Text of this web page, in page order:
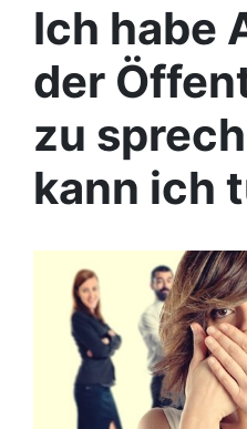
Ich habe
der
zu
kann ich